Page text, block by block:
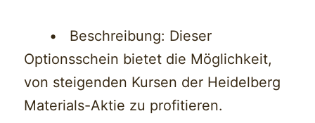
• Beschreibung: Dieser
Optionsschein bietet die Möglichkeit,
von steigenden Kursen der Heidelberg
Materials-Aktie zu profitieren.